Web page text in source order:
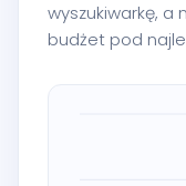
wyszukiwarkę,
budżet pod